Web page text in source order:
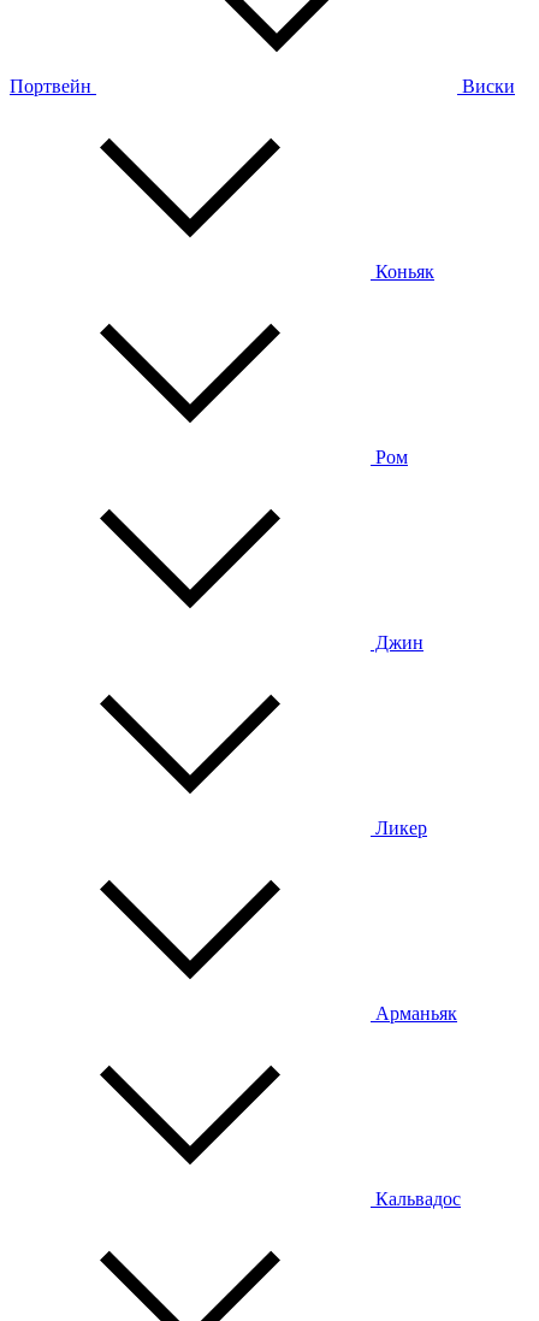
Портвейн Виски
Коньяк
Ром
Джин
Ликер
Арманьяк
Кальвадос